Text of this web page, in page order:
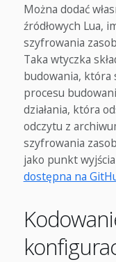
Można dodać
źródłowych Lua,
szyfrowania
Taka wtyczka
budowania, która
procesu
działania, która
odczytu z
szyfrowania
jako punkt
dostępna na